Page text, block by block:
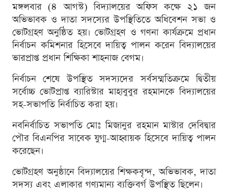
মঙ্গলবার (৪ আগস্ট) বিদ্যালয়ের অফিস কক্ষে ২১ জন
অভিভাবক ও দাতা সদস্যের উপস্থিতিতে অধিবেশন সভা ও
ভোটগ্রহণ অনুষ্ঠিত হয়। ভোটগ্রহণ ও গণনা কার্যক্রমে প্রধান
নির্বাচন কমিশনার হিসেবে দায়িত্ব পালন করেন বিদ্যালয়ের
ভারপ্রাপ্ত প্রধান শিক্ষিকা শাহনাজ বেগম।
নির্বাচন শেষে উপস্থিত সদস্যদের সর্বসম্মতিক্রমে দ্বিতীয়
সর্বোচ্চ ভোটপ্রাপ্ত ব্যারিস্টার মাহাবুবুর রহমানকে বিদ্যালয়ের
সহ-সভাপতি নির্বাচিত করা হয়।
নবনির্বাচিত সভাপতি মোঃ মিজানুর রহমান মাস্টার দেবিদ্বার
পৌর বিএনপির সাবেক যুগ্ম-আহ্বায়ক হিসেবে দায়িত্ব পালন
করেছেন।
ভোটগ্রহণ অনুষ্ঠানে বিদ্যালয়ের শিক্ষকবৃন্দ, অভিভাবক, দাতা
সদস্য এবং এলাকার গণ্যমান্য ব্যক্তিবর্গ উপস্থিত ছিলেন।